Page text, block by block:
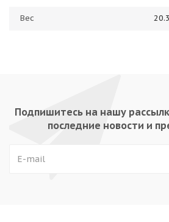
Вес
Подпишитесь на нашу
последние новости и